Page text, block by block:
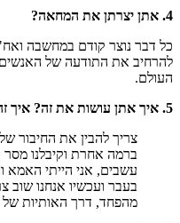
4. אתן יצרתן את המחאה?
כל דבר נוצר קודם במחשבה
להרחיב את התודעה של
העולם.
5. איך אתן עושות את זה? איך זה נראה?
צריך להבין את החיבור
ברמה אחרת וקיבלנו מסר
עשבים, אני הייתי האמא
בעבר ועכשיו אנחנו שוב
מהפחד, דרך האותיות של